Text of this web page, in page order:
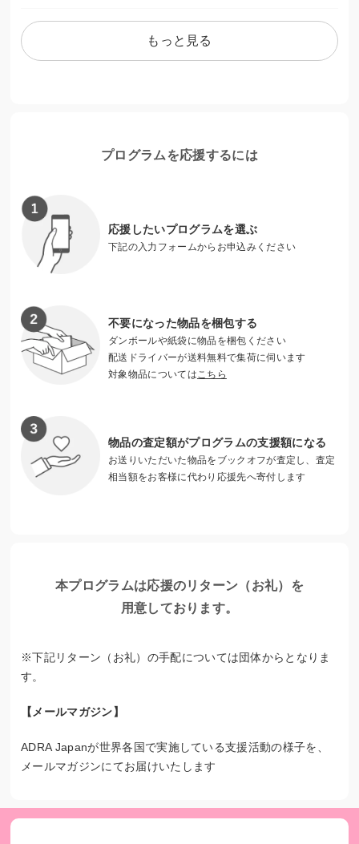
世界には教育を受けたことがない大人も多く、子どもを学校
に行かせる価値が知られていないことがあります。
いに追われ、教育を受けるチャンスがないまま大人になって
しまう子どもたちがまだまだ多いのが現状です。
ですがこの現実は、変えることができます。
川底を掘り、染み出す水を汲む子どもたち。貧困の連鎖から
抜け出すには教育がカギになる。
ADRAでは教育の大切さを伝えるため、保護者や地域の方を
対象にした家庭訪問や教育啓発イベント、 研修などを開催
し、地域と学校が一緒になって、教育環境や質の改善に取り
また、学習環境を整えるために、校舎や学校トイレの建設や
支払えない家庭の子どもたちに学資支援を届けたり、一度も
業）を開講しています。
持ち、その実現に向けて努力するようになる姿を、これまで
もっと見る
プログラムを応援するには
応援したいプログラムを選ぶ
下記の入力フォームからお申込みください
不要になった物品を梱包する
ダンボールや紙袋に物品を梱包ください
配送ドライバーが送料無料で集荷に伺います
対象物品については こちら
物品の査定額がプログラムの支援額になる
お送りいただいた物品をブックオフが査定し、査定
相当額をお客様に代わり応援先へ寄付します
本プログラムは応援のリターン（お礼）を
用意しております。
※下記リターン（お礼）の手配については団体からとなりま
す。
【メールマガジン】
ADRA Japanが世界各国で実施している支援活動の様子を、
メールマガジンにてお届けいたします